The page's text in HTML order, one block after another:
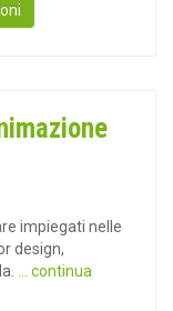
impiegati nelle
design,
... continua